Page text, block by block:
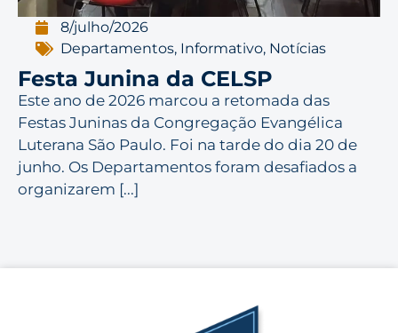
8/julho/2026
Departamentos, Informativo, Notícias
Festa Junina da CELSP
Este ano de 2026 marcou a retomada das
Festas Juninas da Congregação Evangélica
Luterana São Paulo. Foi na tarde do dia 20 de
junho. Os Departamentos foram desafiados a
organizarem [...]